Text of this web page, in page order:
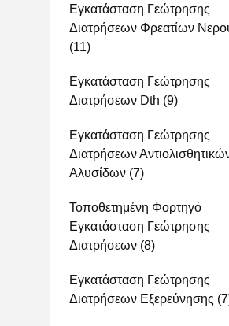
Εγκατάσταση Γεώτρησης
Διατρήσεων Φρεατίων
(11)
Εγκατάσταση Γεώτρησης
Διατρήσεων Dth (9)
Εγκατάσταση Γεώτρησης
Διατρήσεων
Αλυσίδων (7)
Τοποθετημένη Φορτηγό
Εγκατάσταση Γεώτρησης
Διατρήσεων (8)
Εγκατάσταση Γεώτρησης
Διατρήσεων Εξερεύνησης